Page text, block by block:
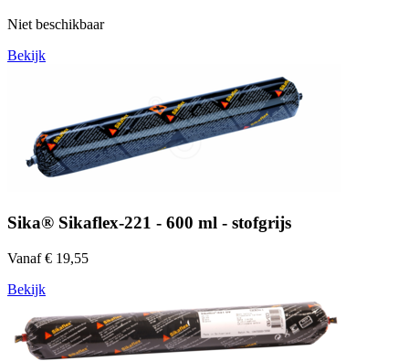
Niet beschikbaar
Bekijk
Sika® Sikaflex-221 - 600 ml - stofgrijs
Vanaf € 19,55
Bekijk